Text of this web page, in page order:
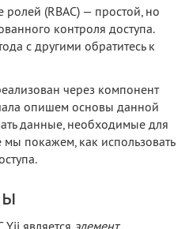
ролей (RBAC) — простой, но
контроля доступа.
с другими обратитесь к
через компонент
опишем основы данной
данные, необходимые для
покажем, как использовать
является элемент